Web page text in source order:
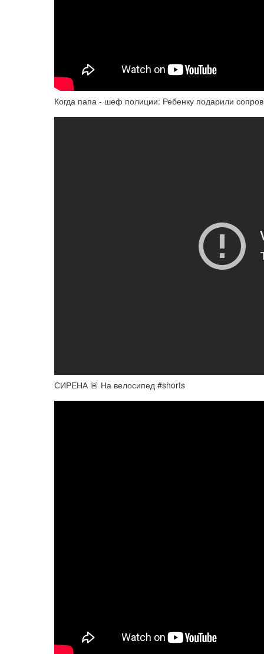
Когда папа - шеф полиции: Ребенку подарили
СИРЕНА 🚨 На велосипед #shorts